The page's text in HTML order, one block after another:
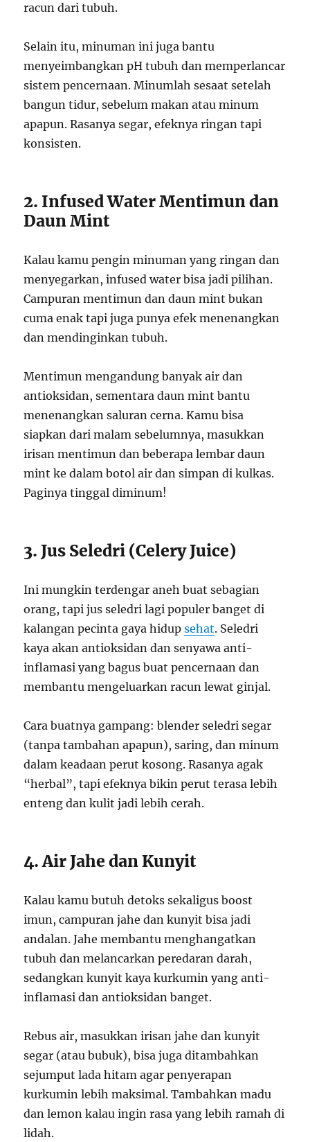
racun dari tubuh.
Selain itu, minuman ini juga bantu
menyeimbangkan pH tubuh dan memperlancar
sistem pencernaan. Minumlah sesaat setelah
bangun tidur, sebelum makan atau minum
apapun. Rasanya segar, efeknya ringan tapi
konsisten.
2. Infused Water Mentimun dan
Daun Mint
Kalau kamu pengin minuman yang ringan dan
menyegarkan, infused water bisa jadi pilihan.
Campuran mentimun dan daun mint bukan
cuma enak tapi juga punya efek menenangkan
dan mendinginkan tubuh.
Mentimun mengandung banyak air dan
antioksidan, sementara daun mint bantu
menenangkan saluran cerna. Kamu bisa
siapkan dari malam sebelumnya, masukkan
irisan mentimun dan beberapa lembar daun
mint ke dalam botol air dan simpan di kulkas.
Paginya tinggal diminum!
3. Jus Seledri (Celery Juice)
Ini mungkin terdengar aneh buat sebagian
orang, tapi jus seledri lagi populer banget di
kalangan pecinta gaya hidupsehat. Seledri
kaya akan antioksidan dan senyawa anti-
inflamasi yang bagus buat pencernaan dan
membantu mengeluarkan racun lewat ginjal.
Cara buatnya gampang: blender seledri segar
(tanpa tambahan apapun), saring, dan minum
dalam keadaan perut kosong. Rasanya agak
“herbal”, tapi efeknya bikin perut terasa lebih
enteng dan kulit jadi lebih cerah.
4. Air Jahe dan Kunyit
Kalau kamu butuh detoks sekaligus boost
imun, campuran jahe dan kunyit bisa jadi
andalan. Jahe membantu menghangatkan
tubuh dan melancarkan peredaran darah,
sedangkan kunyit kaya kurkumin yang anti-
inflamasi dan antioksidan banget.
Rebus air, masukkan irisan jahe dan kunyit
segar (atau bubuk), bisa juga ditambahkan
sejumput lada hitam agar penyerapan
kurkumin lebih maksimal. Tambahkan madu
dan lemon kalau ingin rasa yang lebih ramah di
lidah.